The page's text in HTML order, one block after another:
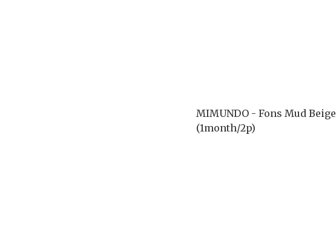
MIMUNDO - Fons Mud Beige
(1month/2p)